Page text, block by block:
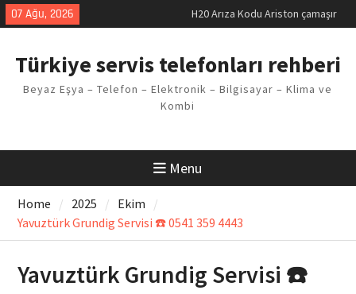
Skip
to
07 Ağu, 2026
LG kombi E2 Arızası Çözümü
Arçelik buzdolabı F5 Hatası
Vaillant çamaşır makinesi E03
Ferroli klima E3 Arızası Çözümü
H20 Arıza Kodu Ariston çamaşır
Türkiye servis telefonları rehberi
Beyaz Eşya – Telefon – Elektronik – Bilgisayar – Klima ve
Kombi
Menu
Home 2025
Ekim
Yavuztürk Grundig Servisi ☎️ 0541 359 4443
Yavuztürk Grundig Servisi ☎️